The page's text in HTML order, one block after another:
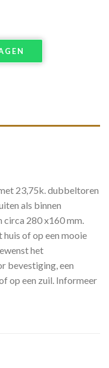
23,75k. dubbeltoren
als binnen
circa 280 x160 mm.
of op een mooie
het
bevestiging, een
op een zuil. Informeer